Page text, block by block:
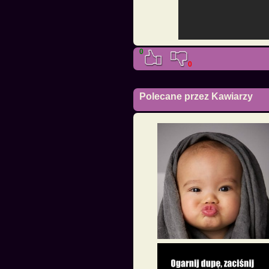
0
0
Polecane przez Kawiarzy